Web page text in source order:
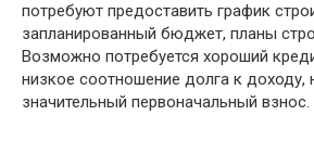
потребуют предоставить график
запланированный бюджет, планы
Возможно потребуется хороший
низкое соотношение долга к
значительный первоначальный взнос.